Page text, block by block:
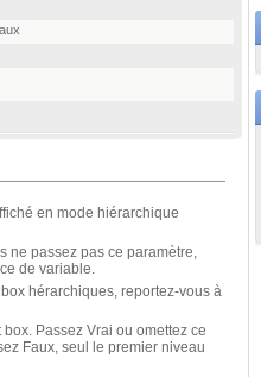
en mode hiérarchique
ne passez pas ce paramètre,
de variable.
hérarchiques, reportez-vous à
Passez Vrai ou omettez ce
Faux, seul le premier niveau